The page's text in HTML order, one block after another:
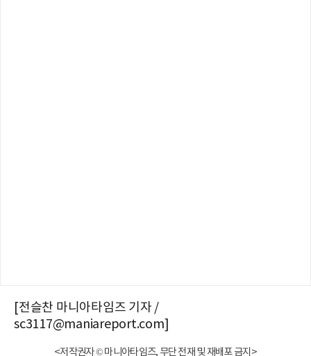
[전슬찬 마니아타임즈 기자 /
sc3117@maniareport.com]
<저작권자 © 마니아타임즈, 무단 전재 및 재배포 금지>